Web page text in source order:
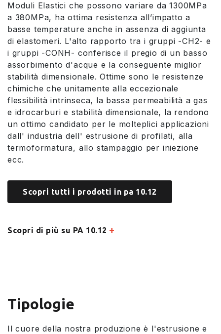
Moduli Elastici che possono variare da 1300MPa
a 380MPa, ha ottima resistenza all’impatto a
basse temperature anche in assenza di aggiunta
di elastomeri. L'alto rapporto tra i gruppi -CH2- e
i gruppi -CONH- conferisce il pregio di un basso
assorbimento d'acque e la conseguente miglior
stabilità dimensionale. Ottime sono le resistenze
chimiche che unitamente alla eccezionale
flessibilità intrinseca, la bassa permeabilità a gas
e idrocarburi e stabilità dimensionale, la rendono
un ottimo candidato per le molteplici applicazioni
dall' industria dell' estrusione di profilati, alla
termoformatura, allo stampaggio per iniezione
ecc.
Scopri tutti i prodotti in pa 10.12
Scopri di più su PA 10.12 +
Tipologie
Il cuore della nostra produzione è l'estrusione e